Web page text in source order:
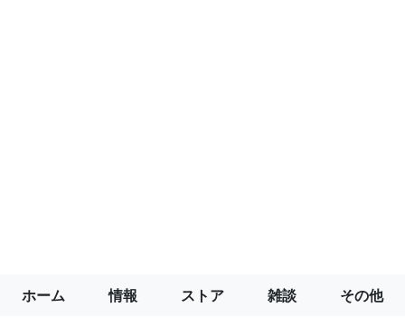
ホーム 情報 ストア 雑談 その他